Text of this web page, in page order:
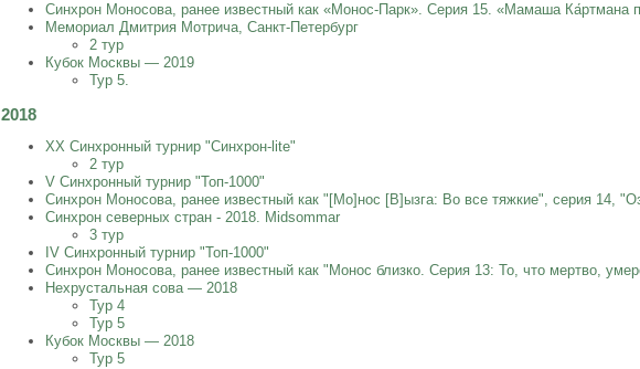
Синхрон Моносова, ранее известный как «Монос-Парк». Серия 15. «Мамаша Ка́ртмана
Мемориал Дмитрия Мотрича, Санкт-Петербург
2 тур
Кубок Москвы — 2019
Тур 5.
2018
XX Синхронный турнир "Синхрон-lite"
2 тур
V Синхронный турнир "Топ-1000"
Синхрон Моносова, ранее известный как "[Mo]нос [B]ызга: Во все тяжкие", серия 14,
Синхрон северных стран - 2018. Midsommar
3 тур
IV Синхронный турнир "Топ-1000"
Синхрон Моносова, ранее известный как "Монос близко. Серия 13: То, что мертво,
Нехрустальная сова — 2018
Тур 4
Тур 5
Кубок Москвы — 2018
Тур 5